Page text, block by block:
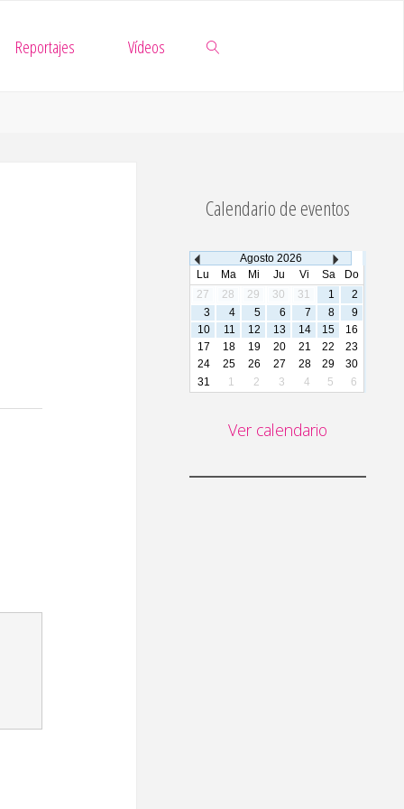
Reportajes Vídeos
Calendario de eventos
Agosto 2026
Lu
Ma Mi Ju Vi Sa
Do
27
28 29 30 31 1
2
3
4 5 6 7 8
9
10
11 12 13 14 15
16
17
18 19 20 21 22
23
24
25 26 27 28 29
30
31
1 2 3 4 5 6
Ver calendario